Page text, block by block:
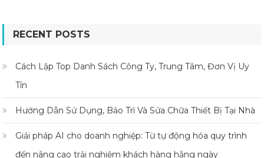
RECENT POSTS
Cách Lập Top Danh Sách Công Ty, Trung Tâm, Đơn Vị Uy
Tín
Hướng Dẫn Sử Dụng, Bảo Trì Và Sửa Chữa Thiết Bị Tại Nhà
Giải pháp AI cho doanh nghiệp: Từ tự động hóa quy trình
đến nâng cao trải nghiệm khách hàng hằng ngày